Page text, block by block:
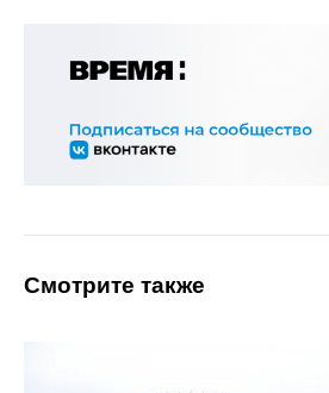
Смотрите также